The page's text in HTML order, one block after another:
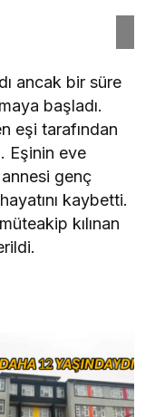
ancak bir süre
başladı.
eşi tarafından
Eşinin eve
annesi genç
kaybetti.
kılınan